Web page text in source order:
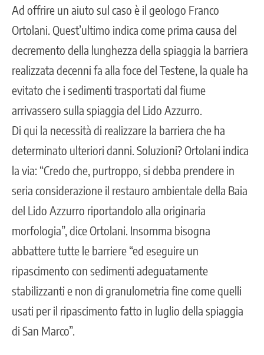
Ad offrire un aiuto sul caso è il geologo Franco
Ortolani. Quest’ultimo indica come prima causa del
decremento della lunghezza della spiaggia la barriera
realizzata decenni fa alla foce del Testene, la quale ha
evitato che i sedimenti trasportati dal fiume
arrivassero sulla spiaggia del Lido Azzurro.
Di qui la necessità di realizzare la barriera che ha
determinato ulteriori danni. Soluzioni? Ortolani indica
la via: “Credo che, purtroppo, si debba prendere in
seria considerazione il restauro ambientale della Baia
del Lido Azzurro riportandolo alla originaria
morfologia”, dice Ortolani. Insomma bisogna
abbattere tutte le barriere “ed eseguire un
ripascimento con sedimenti adeguatamente
stabilizzanti e non di granulometria fine come quelli
usati per il ripascimento fatto in luglio della spiaggia
di San Marco”.